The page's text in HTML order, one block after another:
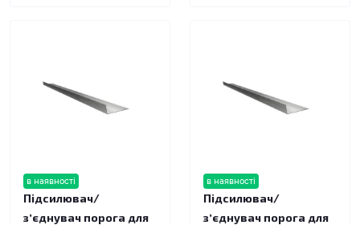
в наявності
Підсилювач/
зʼєднувач порога для
в наявності
Підсилювач/
зʼєднувач порога для